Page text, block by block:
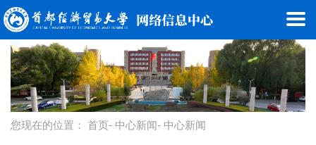
您现在的位置： 首页- 中心新闻- 中心新闻